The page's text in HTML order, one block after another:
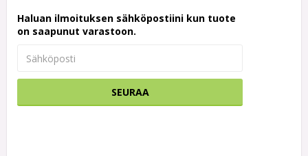
Haluan ilmoituksen sähköpostiini kun tuote
on saapunut varastoon.
SEURAA